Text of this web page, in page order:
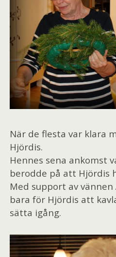
När de flesta var klara
Hjördis.
Hennes sena ankomst
berodde på att Hjördis
Med support av
bara för Hjördis att
sätta igång.